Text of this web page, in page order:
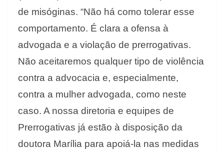
de misóginas. “Não há como tolerar esse
comportamento. É clara a ofensa à
advogada e a violação de prerrogativas.
Não aceitaremos qualquer tipo de violência
contra a advocacia e, especialmente,
contra a mulher advogada, como neste
caso. A nossa diretoria e equipes de
Prerrogativas já estão à disposição da
doutora Marília para apoiá-la nas medidas